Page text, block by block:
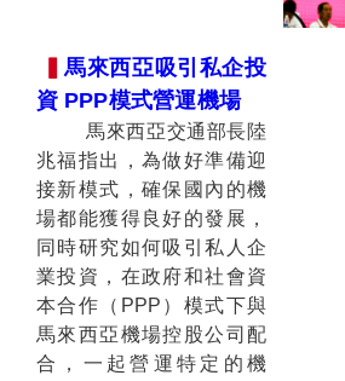
馬來西亞吸引私企投
資 PPP模式營運機場
馬來西亞交通部長陸
兆福指出，為做好準備迎
接新模式，確保國內的機
場都能獲得良好的發展，
同時研究如何吸引私人企
業投資，在政府和社會資
本合作（PPP）模式下與
馬來西亞機場控股公司配
合，一起營運特定的機